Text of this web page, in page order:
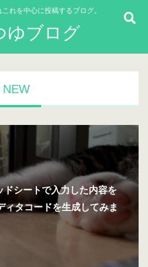
れを中心に投稿するブログ。
ゆブログ
NEW
シートで入力した内容を
タコードを生成してみま